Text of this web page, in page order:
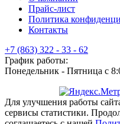
Прайс-лист
Политика
Контакты
+7 (863) 322 - 33 - 62
График работы:
Понедельник - Пятница с
Для улучшения работы
сервисы статистики.